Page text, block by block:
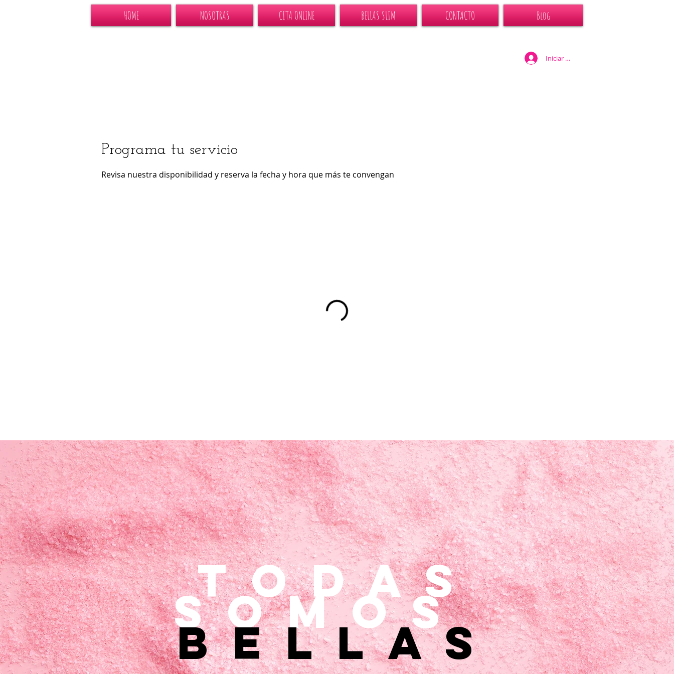
HOME NOSOTRAS CITA ONLINE BELLAS SLIM CONTACTO Blog
Iniciar sesión
Programa tu servicio
Revisa nuestra disponibilidad y reserva la fecha y hora que más te convengan
todas
somos
bellas